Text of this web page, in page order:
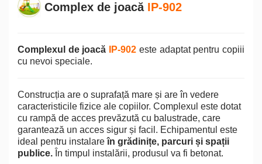
Complex de joacă IP-902
Complexul de joacă IP-902 este adaptat pentru copiii
cu nevoi speciale.
Construcția are o suprafață mare și are în vedere
caracteristicile fizice ale copiilor. Complexul este dotat
cu rampă de acces prevăzută cu balustrade, care
garantează un acces sigur și facil. Echipamentul este
ideal pentru instalareîn grădinițe, parcuri și spații
publice. În timpul instalării, produsul va fi betonat.